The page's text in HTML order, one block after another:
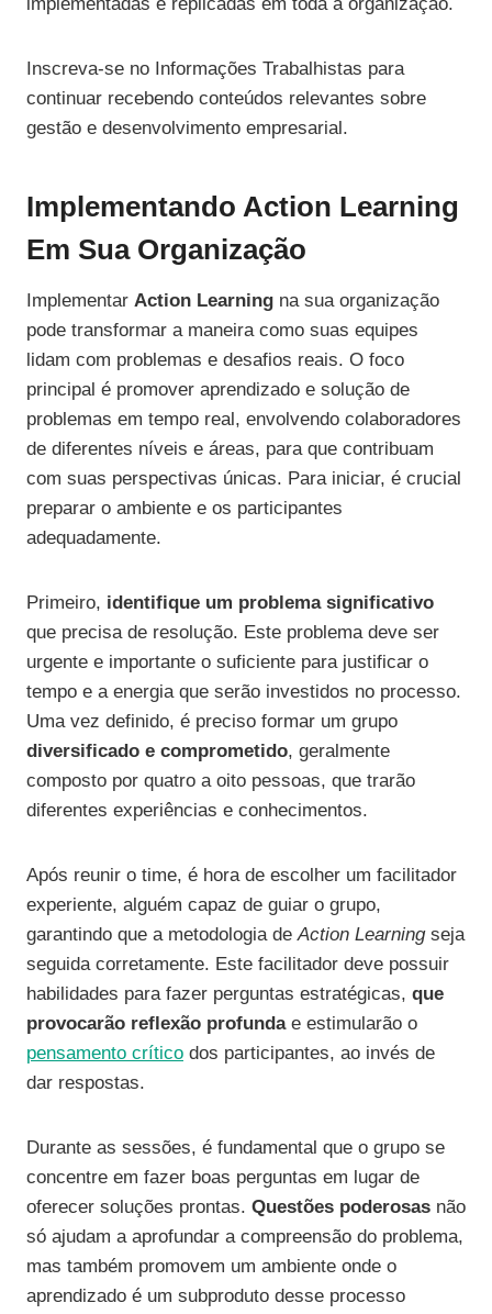
Inscreva-se no Informações Trabalhistas para
continuar recebendo conteúdos relevantes sobre
gestão e desenvolvimento empresarial.
Implementando Action Learning
Em Sua Organização
Implementar Action Learning na sua organização
pode transformar a maneira como suas equipes
lidam com problemas e desafios reais. O foco
principal é promover aprendizado e solução de
problemas em tempo real, envolvendo colaboradores
de diferentes níveis e áreas, para que contribuam
com suas perspectivas únicas. Para iniciar, é crucial
preparar o ambiente e os participantes
adequadamente.
Primeiro, identifique um problema significativo
que precisa de resolução. Este problema deve ser
urgente e importante o suficiente para justificar o
tempo e a energia que serão investidos no processo.
Uma vez definido, é preciso formar um grupo
diversificado e comprometido, geralmente
composto por quatro a oito pessoas, que trarão
diferentes experiências e conhecimentos.
Após reunir o time, é hora de escolher um facilitador
experiente, alguém capaz de guiar o grupo,
garantindo que a metodologia deAction Learningseja
seguida corretamente. Este facilitador deve possuir
habilidades para fazer perguntas estratégicas, que
provocarão reflexão profundae estimularão o
pensamento crítico dos participantes, ao invés de
dar respostas.
Durante as sessões, é fundamental que o grupo se
concentre em fazer boas perguntas em lugar de
oferecer soluções prontas. Questões poderosas não
só ajudam a aprofundar a compreensão do problema,
mas também promovem um ambiente onde o
aprendizado é um subproduto desse processo